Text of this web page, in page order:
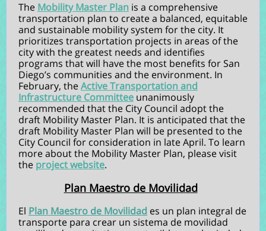
The Mobility Master Plan is a comprehensive
transportation plan to create a balanced, equitable
and sustainable mobility system for the city. It
prioritizes transportation projects in areas of the
city with the greatest needs and identifies
programs that will have the most benefits for San
Diego’s communities and the environment. In
February, theActive Transportation and
Infrastructure Committee unanimously
recommended that the City Council adopt the
draft Mobility Master Plan. It is anticipated that the
draft Mobility Master Plan will be presented to the
City Council for consideration in late April. To learn
more about the Mobility Master Plan, please visit
the project website.
Plan Maestro de Movilidad
El Plan Maestro de Movilidad es un plan integral de
transporte para crear un sistema de movilidad